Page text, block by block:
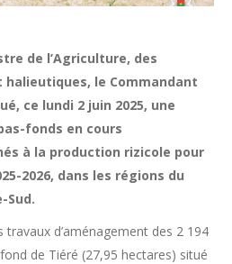
de l’Agriculture, des
halieutiques, le Commandant
ce lundi 2 juin 2025, une
fonds en cours
à la production rizicole pour
2026, dans les régions du
Sud.
travaux d’aménagement des 2 194
de Tiéré (27,95 hectares) situé